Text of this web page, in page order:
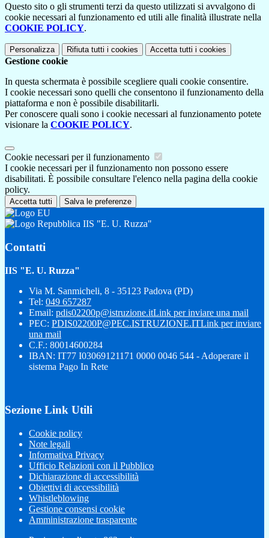
Questo sito o gli strumenti terzi da questo utilizzati si avvalgono di
cookie necessari al funzionamento ed utili alle finalità illustrate nella
COOKIE POLICY.
Personalizza Rifiuta tutti i cookies Accetta tutti i cookies
Gestione cookie
In questa schermata è possibile scegliere quali cookie consentire.
I cookie necessari sono quelli che consentono il funzionamento della
piattaforma e non è possibile disabilitarli.
Per conoscere quali sono i cookie necessari al funzionamento potete
visionare la COOKIE POLICY.
Cookie necessari per il funzionamento
I cookie necessari per il funzionamento non possono essere
disabilitati. È possibile consultare l'elenco nella pagina della cookie
policy.
Accetta tutti Salva le preferenze
IIS "E. U. Ruzza"
Contatti
IIS "E. U. Ruzza"
Via M. Sanmicheli, 8 - 35123 Padova (PD)
Tel: 049 657287
Email: pdis02200p@istruzione.itLink per inviare una mail
PEC: PDIS02200P@PEC.ISTRUZIONE.ITLink per inviare
una mail
C.F.: 80014600284
IBAN: IT77 I03069121171 0000 0046 544 - Adoperare il
sistema Pago In Rete
Sezione Link Utili
Cookie policy
Note legali
Informativa Privacy
Ufficio Relazioni con il Pubblico
Dichiarazione di accessibilità
Obiettivi di accessibilità
Whistleblowing
Gestione consensi cookie
Amministrazione trasparente